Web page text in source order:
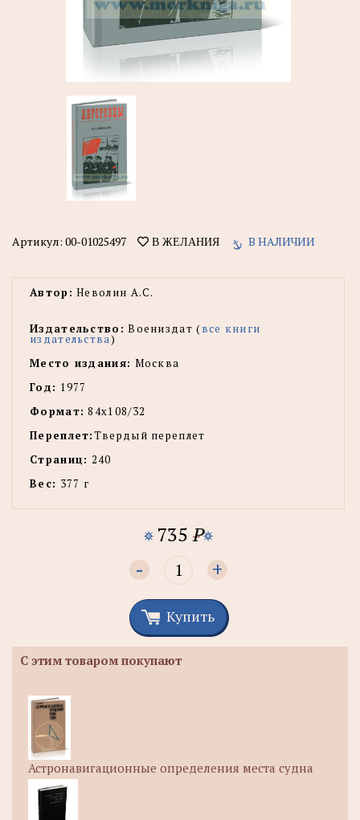
Артикул: 00-01025497 В ЖЕЛАНИЯ В НАЛИЧИИ
Автор: Неволин А.С.
Издательство: Воениздат (все книги
издательства)
Место издания: Москва
Год: 1977
Формат: 84x108/32
Переплет:Твердый переплет
Страниц: 240
Вес: 377 г
735 P
- +
Купить
С этим товаром покупают
Астронавигационные определения места судна